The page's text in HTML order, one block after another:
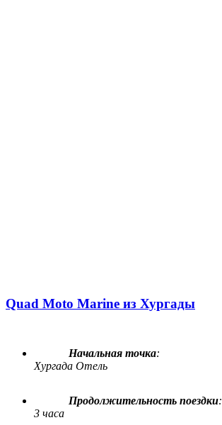
Quad Moto Marine из Хургады
Начальная точка:
Хургада Отель
Продолжительность поездки:
3 часа